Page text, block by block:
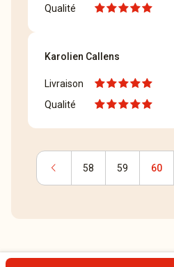
Qualité
Karolien Callens
Livraison
Qualité
chevron_left 58 59 60